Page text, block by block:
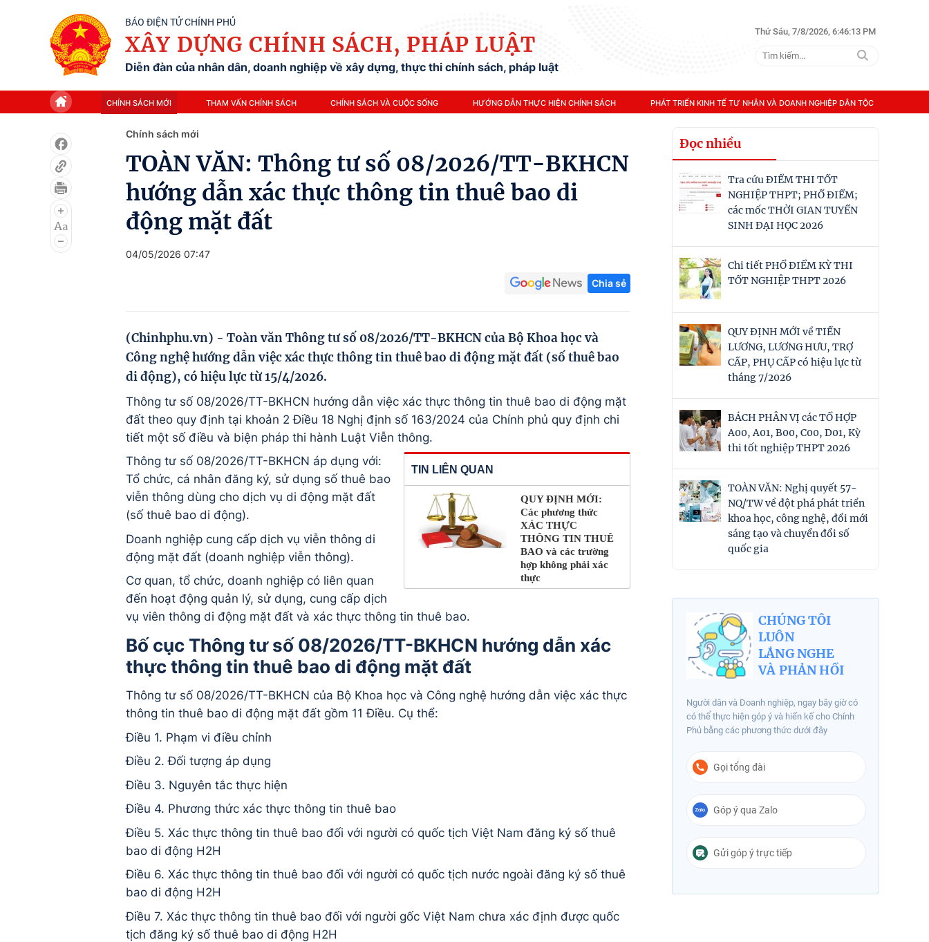
BÁO ĐIỆN TỬ CHÍNH PHỦ
XÂY DỰNG CHÍNH SÁCH, PHÁP LUẬT
Diễn đàn của nhân dân, doanh nghiệp về xây dựng, thực thi chính sách, pháp luật
Thứ Sáu, 7/8/2026, 6:46:14 PM
CHÍNH SÁCH MỚI THAM VẤN CHÍNH SÁCH CHÍNH SÁCH VÀ CUỘC SỐNG HƯỚNG DẪN THỰC HIỆN CHÍNH SÁCH PHÁT TRIỂN KINH TẾ TƯ NHÂN VÀ DOANH NGHIỆP DÂN TỘC
Chính sách mới
TOÀN VĂN: Thông tư số 08/2026/TT-BKHCN
hướng dẫn xác thực thông tin thuê bao di
động mặt đất
04/05/2026 07:47
Chia sẻ
(Chinhphu.vn) - Toàn văn Thông tư số 08/2026/TT-BKHCN của Bộ Khoa học và
Công nghệ hướng dẫn việc xác thực thông tin thuê bao di động mặt đất (số thuê bao
di động), có hiệu lực từ 15/4/2026.
Thông tư số 08/2026/TT-BKHCN hướng dẫn việc xác thực thông tin thuê bao di động mặt
đất theo quy định tại khoản 2 Điều 18 Nghị định số 163/2024 của Chính phủ quy định chi
tiết một số điều và biện pháp thi hành Luật Viễn thông.
TIN LIÊN QUAN
QUY ĐỊNH MỚI:
Các phương thức
XÁC THỰC
THÔNG TIN THUÊ
BAO và các trường
hợp không phải xác
thực
Thông tư số 08/2026/TT-BKHCN áp dụng với:
Tổ chức, cá nhân đăng ký, sử dụng số thuê bao
viễn thông dùng cho dịch vụ di động mặt đất
(số thuê bao di động).
Doanh nghiệp cung cấp dịch vụ viễn thông di
động mặt đất (doanh nghiệp viễn thông).
Cơ quan, tổ chức, doanh nghiệp có liên quan
đến hoạt động quản lý, sử dụng, cung cấp dịch
vụ viên thông di động mặt đất và xác thực thông tin thuê bao.
Bố cục Thông tư số 08/2026/TT-BKHCN hướng dẫn xác
thực thông tin thuê bao di động mặt đất
Thông tư số 08/2026/TT-BKHCN của Bộ Khoa học và Công nghệ hướng dẫn việc xác thực
thông tin thuê bao di động mặt đất gồm 11 Điều. Cụ thể:
Điều 1. Phạm vi điều chỉnh
Điều 2. Đối tượng áp dụng
Điều 3. Nguyên tắc thực hiện
Điều 4. Phương thức xác thực thông tin thuê bao
Điều 5. Xác thực thông tin thuê bao đối với người có quốc tịch Việt Nam đăng ký số thuê
bao di động H2H
Điều 6. Xác thực thông tin thuê bao đối với người có quốc tịch nước ngoài đăng ký số thuê
bao di động H2H
Điều 7. Xác thực thông tin thuê bao đối với người gốc Việt Nam chưa xác định được quốc
tịch đăng ký số thuê bao di động H2H
Đọc nhiều
Tra cứu ĐIỂM THI TỐT
NGHIỆP THPT; PHỔ ĐIỂM;
các mốc THỜI GIAN TUYỂN
SINH ĐẠI HỌC 2026
Chi tiết PHỔ ĐIỂM KỲ THI
TỐT NGHIỆP THPT 2026
QUY ĐỊNH MỚI về TIỀN
LƯƠNG, LƯƠNG HƯU, TRỢ
CẤP, PHỤ CẤP có hiệu lực từ
tháng 7/2026
BÁCH PHÂN VỊ các TỔ HỢP
A00, A01, B00, C00, D01, Kỳ
thi tốt nghiệp THPT 2026
TOÀN VĂN: Nghị quyết 57-
NQ/TW về đột phá phát triển
khoa học, công nghệ, đổi mới
sáng tạo và chuyển đổi số
quốc gia
CHÚNG TÔI
LUÔN
LẮNG NGHE
VÀ PHẢN HỒI
Người dân và Doanh nghiệp, ngay bây giờ có
có thể thực hiện góp ý và hiến kế cho Chính
Phủ bằng các phương thức dưới đây
Gọi tổng đài
Góp ý qua Zalo
Gửi góp ý trực tiếp